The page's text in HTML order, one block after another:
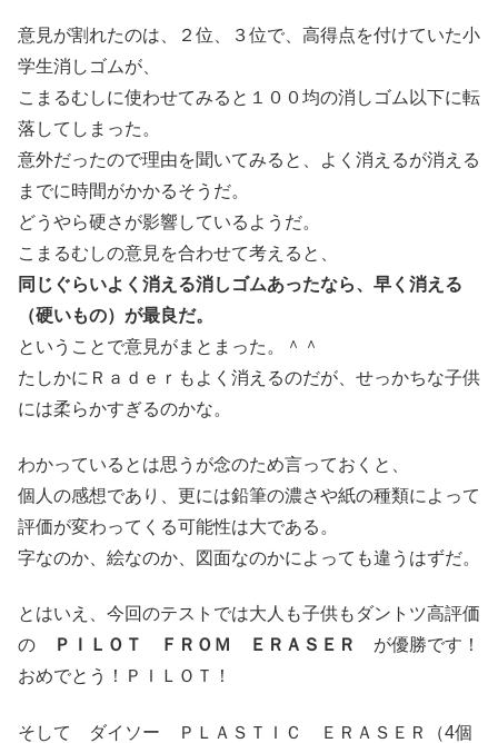
意見が割れたのは、２位、３位で、高得点を付けていた小
学生消しゴムが、
こまるむしに使わせてみると１００均の消しゴム以下に転
落してしまった。
意外だったので理由を聞いてみると、よく消えるが消える
までに時間がかかるそうだ。
どうやら硬さが影響しているようだ。
こまるむしの意見を合わせて考えると、
同じぐらいよく消える消しゴムあったなら、早く消える
（硬いもの）が最良だ。
ということで意見がまとまった。＾＾
たしかにＲａｄｅｒもよく消えるのだが、せっかちな子供
には柔らかすぎるのかな。
わかっているとは思うが念のため言っておくと、
個人の感想であり、更には鉛筆の濃さや紙の種類によって
評価が変わってくる可能性は大である。
字なのか、絵なのか、図面なのかによっても違うはずだ。
とはいえ、今回のテストでは大人も子供もダントツ高評価
の
ＰＩＬＯＴ ＦＲＯＭ ＥＲＡＳＥＲ
が優勝です！
おめでとう！ＰＩＬＯＴ！
そして ダイソー ＰＬＡＳＴＩＣ ＥＲＡＳＥＲ（4個